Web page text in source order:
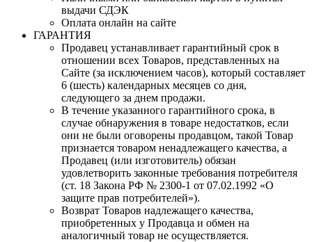
выдачи СДЭК
Оплата онлайн на сайте
ГАРАНТИЯ
Продавец устанавливает гарантийный срок в
отношении всех Товаров, представленных на
Сайте (за исключением часов), который составляет
6 (шесть) календарных месяцев со дня,
следующего за днем продажи.
В течение указанного гарантийного срока, в
случае обнаружения в товаре недостатков, если
они не были оговорены продавцом, такой Товар
признается товаром ненадлежащего качества, а
Продавец (или изготовитель) обязан
удовлетворить законные требования потребителя
(ст. 18 Закона РФ № 2300-1 от 07.02.1992 «О
защите прав потребителей»).
Возврат Товаров надлежащего качества,
приобретенных у Продавца и обмен на
аналогичный товар не осуществляется.